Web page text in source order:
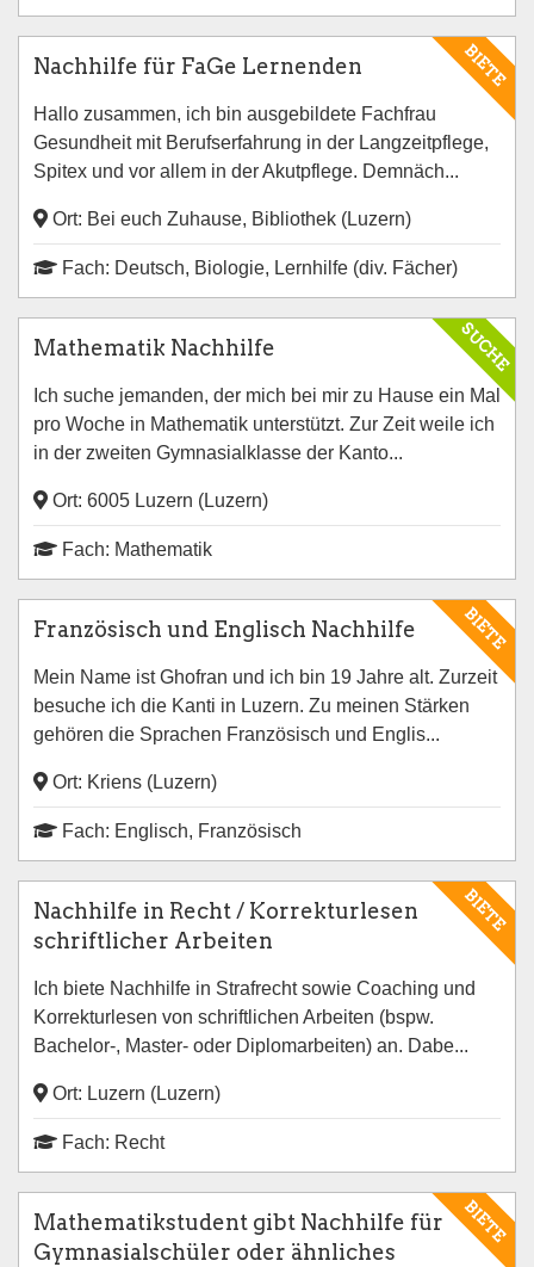
BIETE
Nachhilfe für FaGe Lernenden
Hallo zusammen, ich bin ausgebildete Fachfrau
Gesundheit mit Berufserfahrung in der Langzeitpflege,
Spitex und vor allem in der Akutpflege. Demnäch...
Ort: Bei euch Zuhause, Bibliothek (Luzern)
Fach: Deutsch, Biologie, Lernhilfe (div. Fächer)
SUCHE
Mathematik Nachhilfe
Ich suche jemanden, der mich bei mir zu Hause ein Mal
pro Woche in Mathematik unterstützt. Zur Zeit weile ich
in der zweiten Gymnasialklasse der Kanto...
Ort: 6005 Luzern (Luzern)
Fach: Mathematik
BIETE
Französisch und Englisch Nachhilfe
Mein Name ist Ghofran und ich bin 19 Jahre alt. Zurzeit
besuche ich die Kanti in Luzern. Zu meinen Stärken
gehören die Sprachen Französisch und Englis...
Ort: Kriens (Luzern)
Fach: Englisch, Französisch
BIETE
Nachhilfe in Recht / Korrekturlesen
schriftlicher Arbeiten
Ich biete Nachhilfe in Strafrecht sowie Coaching und
Korrekturlesen von schriftlichen Arbeiten (bspw.
Bachelor-, Master- oder Diplomarbeiten) an. Dabe...
Ort: Luzern (Luzern)
Fach: Recht
BIETE
Mathematikstudent gibt Nachhilfe für
Gymnasialschüler oder ähnliches